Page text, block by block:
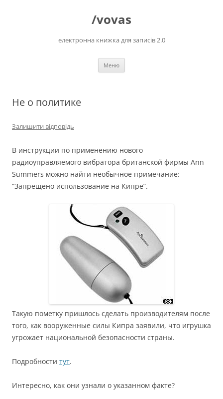
/vovas
електронна книжка для записів 2.0
Меню
Не о политике
Залишити відповідь
В инструкции по применению нового
радиоуправляемого вибратора британской фирмы Ann
Summers можно найти необычное примечание:
“Запрещено использование на Кипре”.
Такую пометку пришлось сделать производителям после
того, как вооруженные силы Кипра заявили, что игрушка
угрожает национальной безопасности страны.
Подробности тут.
Интересно, как они узнали о указанном факте?